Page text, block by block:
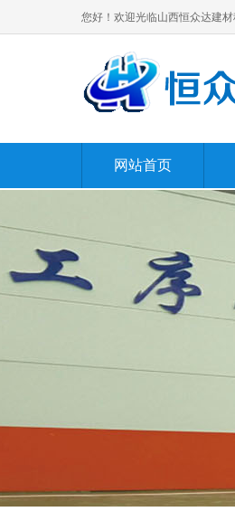
您好！欢迎光临山西恒众达建
网站首页